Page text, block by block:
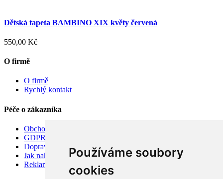
Používáme soubory
cookies
Dětská tapeta BAMBINO XIX květy červená
550,00 Kč
O firmě
O firmě
Rychlý kontakt
Péče o zákazníka
Obchodní podmínky
GDPR
Doprava
Jak nakupovat
Reklamace